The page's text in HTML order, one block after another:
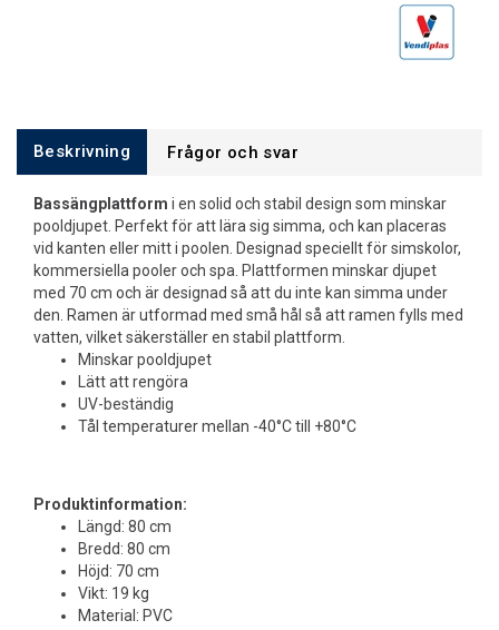
Beskrivning Frågor och svar
Bassängplattform i en solid och stabil design som minskar
pooldjupet. Perfekt för att lära sig simma, och kan placeras
vid kanten eller mitt i poolen. Designad speciellt för simskolor,
kommersiella pooler och spa. Plattformen minskar djupet
med 70 cm och är designad så att du inte kan simma under
den. Ramen är utformad med små hål så att ramen fylls med
vatten, vilket säkerställer en stabil plattform.
Minskar pooldjupet
Lätt att rengöra
UV-beständig
Tål temperaturer mellan -40°C till +80°C
Produktinformation:
Längd: 80 cm
Bredd: 80 cm
Höjd: 70 cm
Vikt: 19 kg
Material: PVC